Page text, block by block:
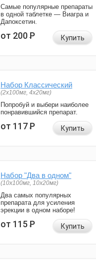
Самые популярные препараты
в одной таблетке — Виагра и
Дапоксетин.
от 200Р Купить
Набор Классический
(2x100мг, 4x20мг)
Попробуй и выбери наиболее
понравившийся препарат.
от 117Р Купить
Набор "Два в одном"
(10x100мг, 10x20мг)
Два самых популярных
препарата для усиления
эрекции в одном наборе!
от 115Р Купить